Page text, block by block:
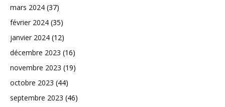
mars 2024 (37)
février 2024 (35)
janvier 2024 (12)
décembre 2023 (16)
novembre 2023 (19)
octobre 2023 (44)
septembre 2023 (46)